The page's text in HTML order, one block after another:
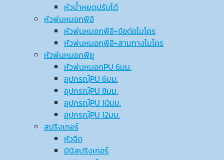
หัวน้ำหยดปรับได้
หัวพ่นหมอกพีอี
หัวพ่นหมอกพีอี+ข้อต่อไมโคร
หัวพ่นหมอกพีอี+สามทางไมโคร
หัวพ่นหมอกพียู
หัวพ่นหมอกPU 6มม.
อุปกรณ์ฺPU 6มม.
อุปกรณ์ฺPU 8มม.
อุปกรณ์ฺPU 10มม.
อุปกรณ์ฺPU 12มม.
สปริงเกอร์
หัวฉีด
มินิสปริงเกอร์